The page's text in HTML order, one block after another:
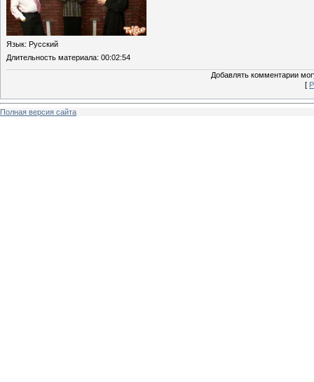
Язык: Русский
Длительность материала: 00:02:54
Добавлять комментарии
[
Полная версия сайта